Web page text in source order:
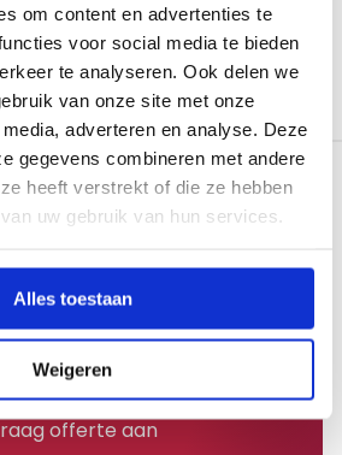
om content en advertenties te
voor social media te bieden
te analyseren. Ook delen we
van onze site met onze
adverteren en analyse. Deze
gegevens combineren met andere
heeft verstrekt of die ze hebben
uw gebruik van hun services.
Alles toestaan
Weigeren
≤ 23 dB(A)
860 m³/H
over dit
voor meer informatie
contact met ons op.
offerte aan